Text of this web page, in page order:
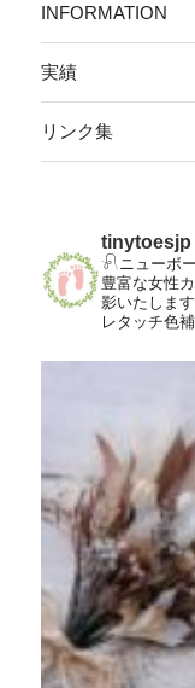
INFORMATION
実績
リンク集
tinytoesjp
𓍯ニューボ
豊富な女性
影いたしま
レタッチ色